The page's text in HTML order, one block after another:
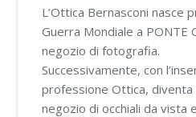
L’Ottica Bernasconi nasce
Guerra Mondiale a PONTE
negozio di fotografia.
Successivamente, con
professione Ottica, diventa
negozio di occhiali da vista